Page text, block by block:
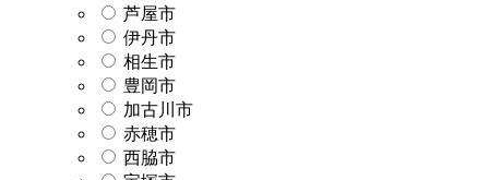
芦屋市
伊丹市
相生市
豊岡市
加古川市
赤穂市
西脇市